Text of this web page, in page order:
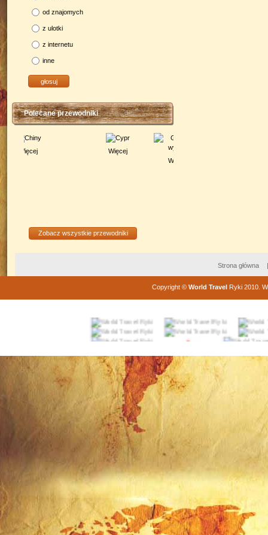
od znajomych
z ulotki
z internetu
inne
Polecane przewodniki
Zobacz wszystkie przewodniki
Strona główna
Copyright© World TravelRyki 2010.